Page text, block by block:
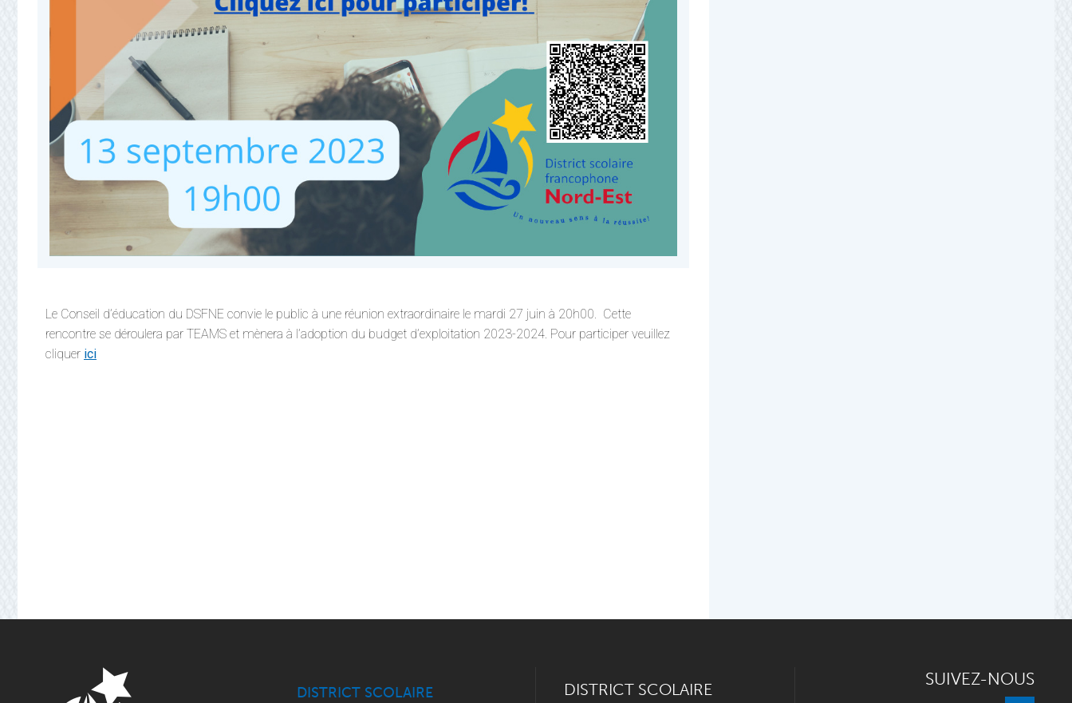
Le Conseil d’éducation du DSFNE convie le public à une réunion extraordinaire le mardi 27 juin à 20h00. Cette
rencontre se déroulera par TEAMS et mènera à l’adoption du budget d’exploitation 2023-2024. Pour participer veuillez
cliquer ici
DISTRICT SCOLAIRE DISTRICT SCOLAIRE
SUIVEZ-NOUS